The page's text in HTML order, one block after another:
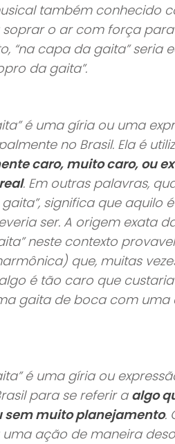
também conhecido
o ar com força
“na capa da gaita” seria
da gaita”.
é uma gíria ou uma
no Brasil. Ela é
caro, muito caro, ou
. Em outras palavras,
significa que aquilo
ser. A origem exata
neste contexto
que, muitas
é tão caro que
gaita de boca com uma
é uma gíria ou
para se referir a algo
sem muito planejamento.
ação de maneira